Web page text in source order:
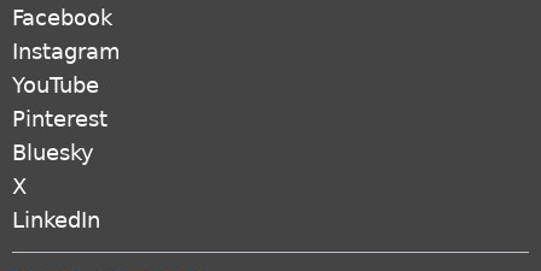
Facebook
Instagram
YouTube
Pinterest
Bluesky
X
LinkedIn